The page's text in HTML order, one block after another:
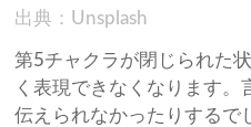
出典：Unsplash
第5チャクラが閉じられた
く表現できなくなります。
伝えられなかったりするで